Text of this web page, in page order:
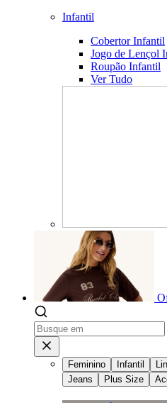
Infantil
Cobertor Infantil
Jogo de Lençol
Roupão Infantil
Ver Tudo
Feminino Infantil
Jeans
Plus Size